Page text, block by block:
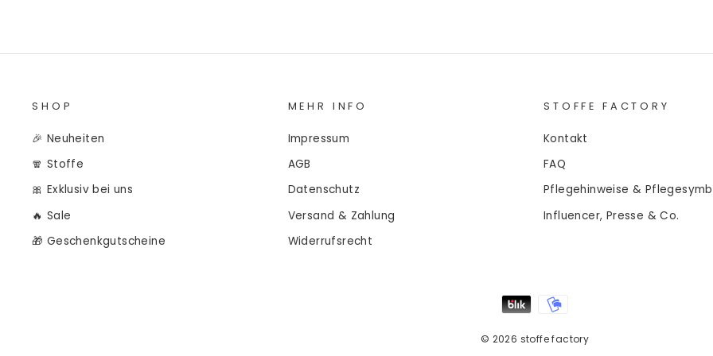
SHOP
🎉 Neuheiten
🧣 Stoffe
🎀 Exklusiv bei uns
🔥 Sale
🎁 Geschenkgutscheine
MEHR INFO
Impressum
AGB
Datenschutz
Versand & Zahlung
Widerrufsrecht
STOFFE FACTORY
Kontakt
FAQ
Pflegehinweise &
Influencer, Presse & Co.
© 2026 stoffe factory